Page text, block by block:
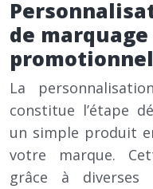
de
La
constitue l’étape
un simple produit
votre marque.
grâce à diverses